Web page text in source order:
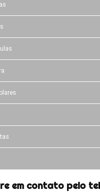
em contato pelo